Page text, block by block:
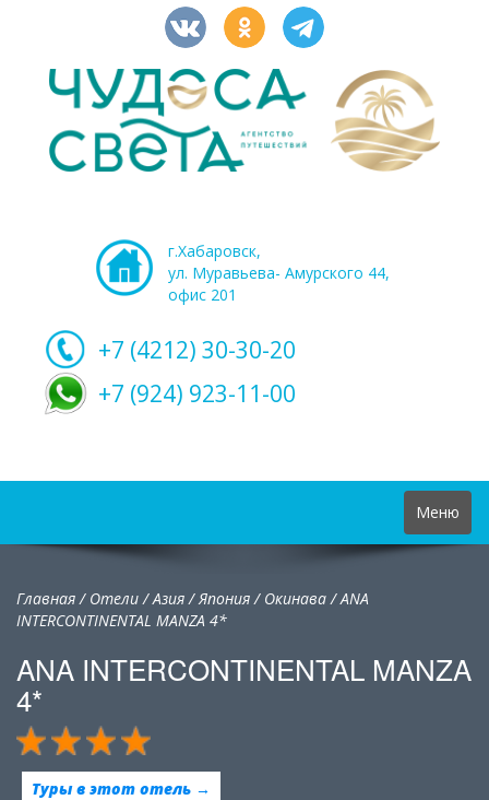
г.Хабаровск,
ул. Муравьева- Амурского 44,
офис 201
+7 (4212) 30-30-20
+7 (924) 923-11-00
Toggle
navigation
Меню
Главная/ Отели/Азия/Япония/ Окинава /ANA
INTERCONTINENTAL MANZA 4*
ANA INTERCONTINENTAL MANZA
4*
Туры в этот отель →